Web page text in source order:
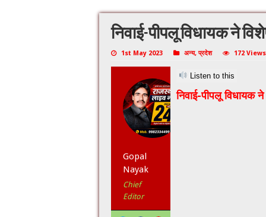
निवाई-पीपलू विधायक ने
1st May 2023 अन्य,प्रदेश 172 Views
Listen to this
Gopal
Nayak
Chief
Editor
निवाई-पीपलू विधायक